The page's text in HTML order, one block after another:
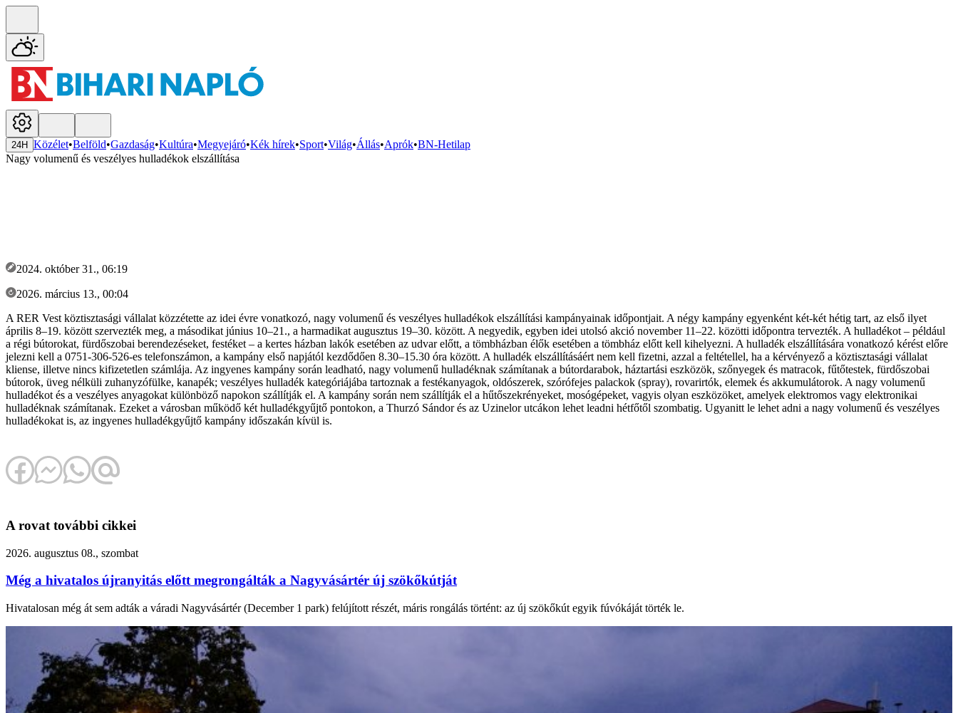
24H Közélet•Belföld•Gazdaság•Kultúra•Megyejáró•Kék hírek•Sport•Világ•Állás•Aprók•BN-Hetilap
Nagy volumenű és veszélyes hulladékok elszállítása
2024. október 31., 06:19
2026. március 13., 00:04
A RER Vest köztisztasági vállalat közzétette az idei évre vonatkozó, nagy volumenű és veszélyes hulladékok elszállítási kampányainak időpontjait. A négy kampány egyenként két-két hétig tart, az első ilyet
április 8–19. között szervezték meg, a másodikat június 10–21., a harmadikat augusztus 19–30. között. A negyedik, egyben idei utolsó akció november 11–22. közötti időpontra tervezték. A hulladékot – például
a régi bútorokat, fürdőszobai berendezéseket, festéket – a kertes házban lakók esetében az udvar előtt, a tömbházban élők esetében a tömbház előtt kell kihelyezni. A hulladék elszállítására vonatkozó kérést előre
jelezni kell a 0751-306-526-es telefonszámon, a kampány első napjától kezdődően 8.30–15.30 óra között. A hulladék elszállításáért nem kell fizetni, azzal a feltétellel, ha a kérvényező a köztisztasági vállalat
kliense, illetve nincs kifizetetlen számlája. Az ingyenes kampány során leadható, nagy volumenű hulladéknak számítanak a bútordarabok, háztartási eszközök, szőnyegek és matracok, fűtőtestek, fürdőszobai
bútorok, üveg nélküli zuhanyzófülke, kanapék; veszélyes hulladék kategóriájába tartoznak a festékanyagok, oldószerek, szórófejes palackok (spray), rovarirtók, elemek és akkumulátorok. A nagy volumenű
hulladékot és a veszélyes anyagokat különböző napokon szállítják el. A kampány során nem szállítják el a hűtőszekrényeket, mosógépeket, vagyis olyan eszközöket, amelyek elektromos vagy elektronikai
hulladéknak számítanak. Ezeket a városban működő két hulladékgyűjtő pontokon, a Thurzó Sándor és az Uzinelor utcákon lehet leadni hétfőtől szombatig. Ugyanitt le lehet adni a nagy volumenű és veszélyes
hulladékokat is, az ingyenes hulladékgyűjtő kampány időszakán kívül is.
A rovat további cikkei
2026. augusztus 08., szombat
Még a hivatalos újranyitás előtt megrongálták a Nagyvásártér új szökőkútját
Hivatalosan még át sem adták a váradi Nagyvásártér (December 1 park) felújított részét, máris rongálás történt: az új szökőkút egyik fúvókáját törték le.